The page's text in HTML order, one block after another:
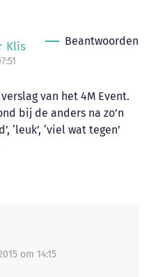
Klis Beantwoorden
van het 4M Event.
bij de anders na zo’n
‘leuk’, ‘viel wat tegen’
om 14:15